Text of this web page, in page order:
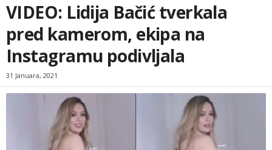
VIDEO: Lidija Bačić tverkala
pred kamerom, ekipa na
Instagramu podivljala
31 Januara, 2021